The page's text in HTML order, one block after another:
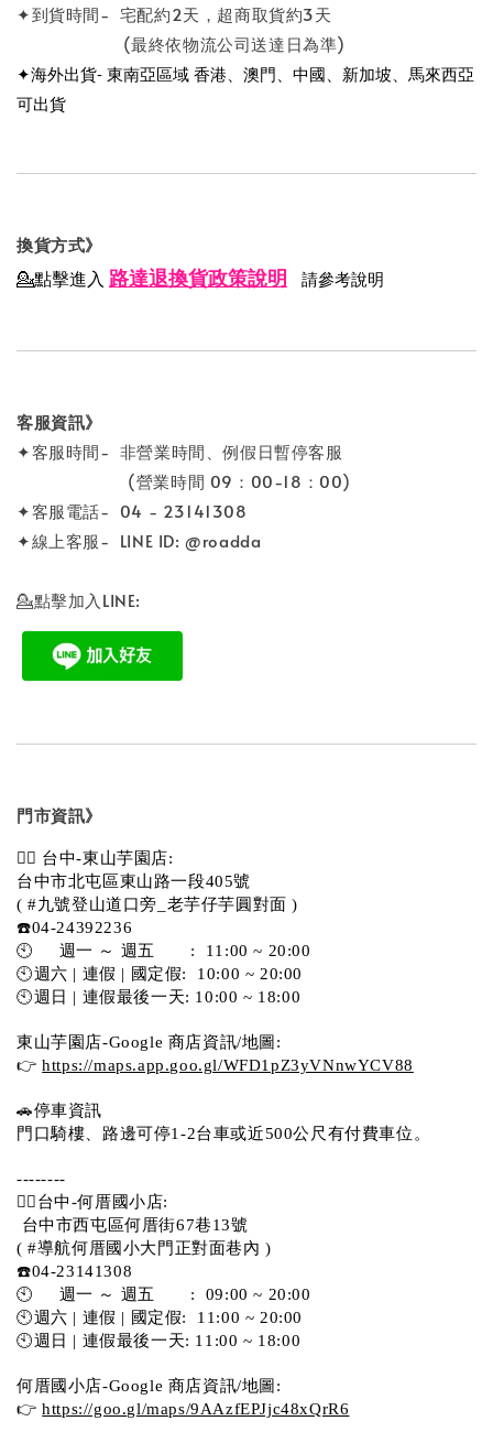
✦到貨時間- 宅配約2天，超商取貨約3天
(最終依物流公司送達日為準)
✦海外出貨- 東南亞區域 香港、澳門、中國、新加坡、馬來西亞
可出貨
換貨方式》
💁點擊進入 路達退換貨政策說明 請參考說明
客服資訊》
✦客服時間- 非營業時間、例假日暫停客服
(營業時間 09：00-18：00)
✦客服電話- 04 - 23141308
✦線上客服- LINE ID: @roadda
💁點擊加入LINE:
門市資訊》
💁‍♀️ 台中-東山芋園店:
台中市北屯區東山路一段405號
( #九號登山道口旁_老芋仔芋圓對面 )
☎️04-24392236
🕙     週一 ～ 週五       :  11:00 ~ 20:00
🕙週六 | 連假 | 國定假:  10:00 ~ 20:00
🕙週日 | 連假最後一天: 10:00 ~ 18:00
東山芋園店-Google 商店資訊/地圖:
👉 https://maps.app.goo.gl/WFD1pZ3yVNnwYCV88
🚗停車資訊
門口騎樓、路邊可停1-2台車或近500公尺有付費車位。
--------
💁‍♀️台中-何厝國小店:
台中市西屯區何厝街67巷13號
( #導航何厝國小大門正對面巷內 )
☎️04-23141308
🕙     週一 ～ 週五       :  09:00 ~ 20:00
🕙週六 | 連假 | 國定假:  11:00 ~ 20:00
🕙週日 | 連假最後一天: 11:00 ~ 18:00
何厝國小店-Google 商店資訊/地圖:
👉 https://goo.gl/maps/9AAzfEPJjc48xQrR6